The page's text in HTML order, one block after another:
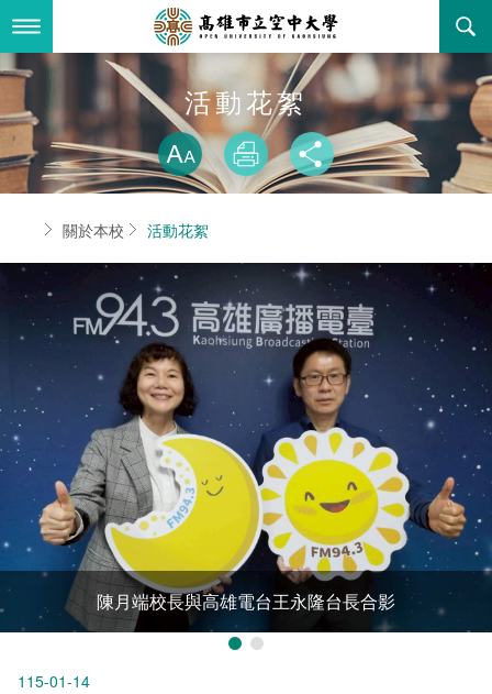
到
要
內最新消息
全部公告
教務公告
學系公告
行政公告
活動研習
招標徵才
歷史訊息
新聞媒體專區
校園行事曆
報名系統
線上報名
關於本校
空大簡介
立案證明
空大校史
空大有利的學習條件
組織架構
環境設備
本校位置
空大校刊
資訊圖像化專區
校內分機(pdf)
活動花絮
影音資訊
行政單位
行政單位簡介
我們的校長
校長室
教務處註冊組
教務處課務組
學習指導中心
輔導處
研發處
秘書處事務組
學術單位
學術單位簡介
通識教育中心
工商管理學系
法律學系
大眾傳播學系
外國語文學系
文化藝術學系
科技管理學系
主題網站
其他好站
國內外開放課程
資訊相關法規
校務資訊
招生資訊
新生報名
在學資訊
校務系統
課程大綱
網路選課
網路教學 3.0 (111-2學期啟用)
校內系統
資訊服務線上報修系統
消耗品申請
會計預警及請購系統
問卷調查
法令規章
書表下載
EN
活動花絮
略過字型切
放大
列印 分享
首頁關於本校 活動花絮
陳月端校長與高雄電台王永隆台長合影
115-01-14